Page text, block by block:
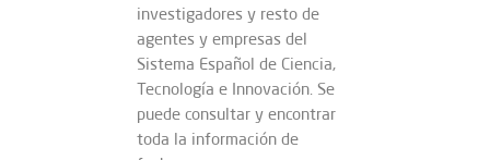
investigadores y resto de
agentes y empresas del
Sistema Español de Ciencia,
Tecnología e Innovación. Se
puede consultar y encontrar
toda la información de